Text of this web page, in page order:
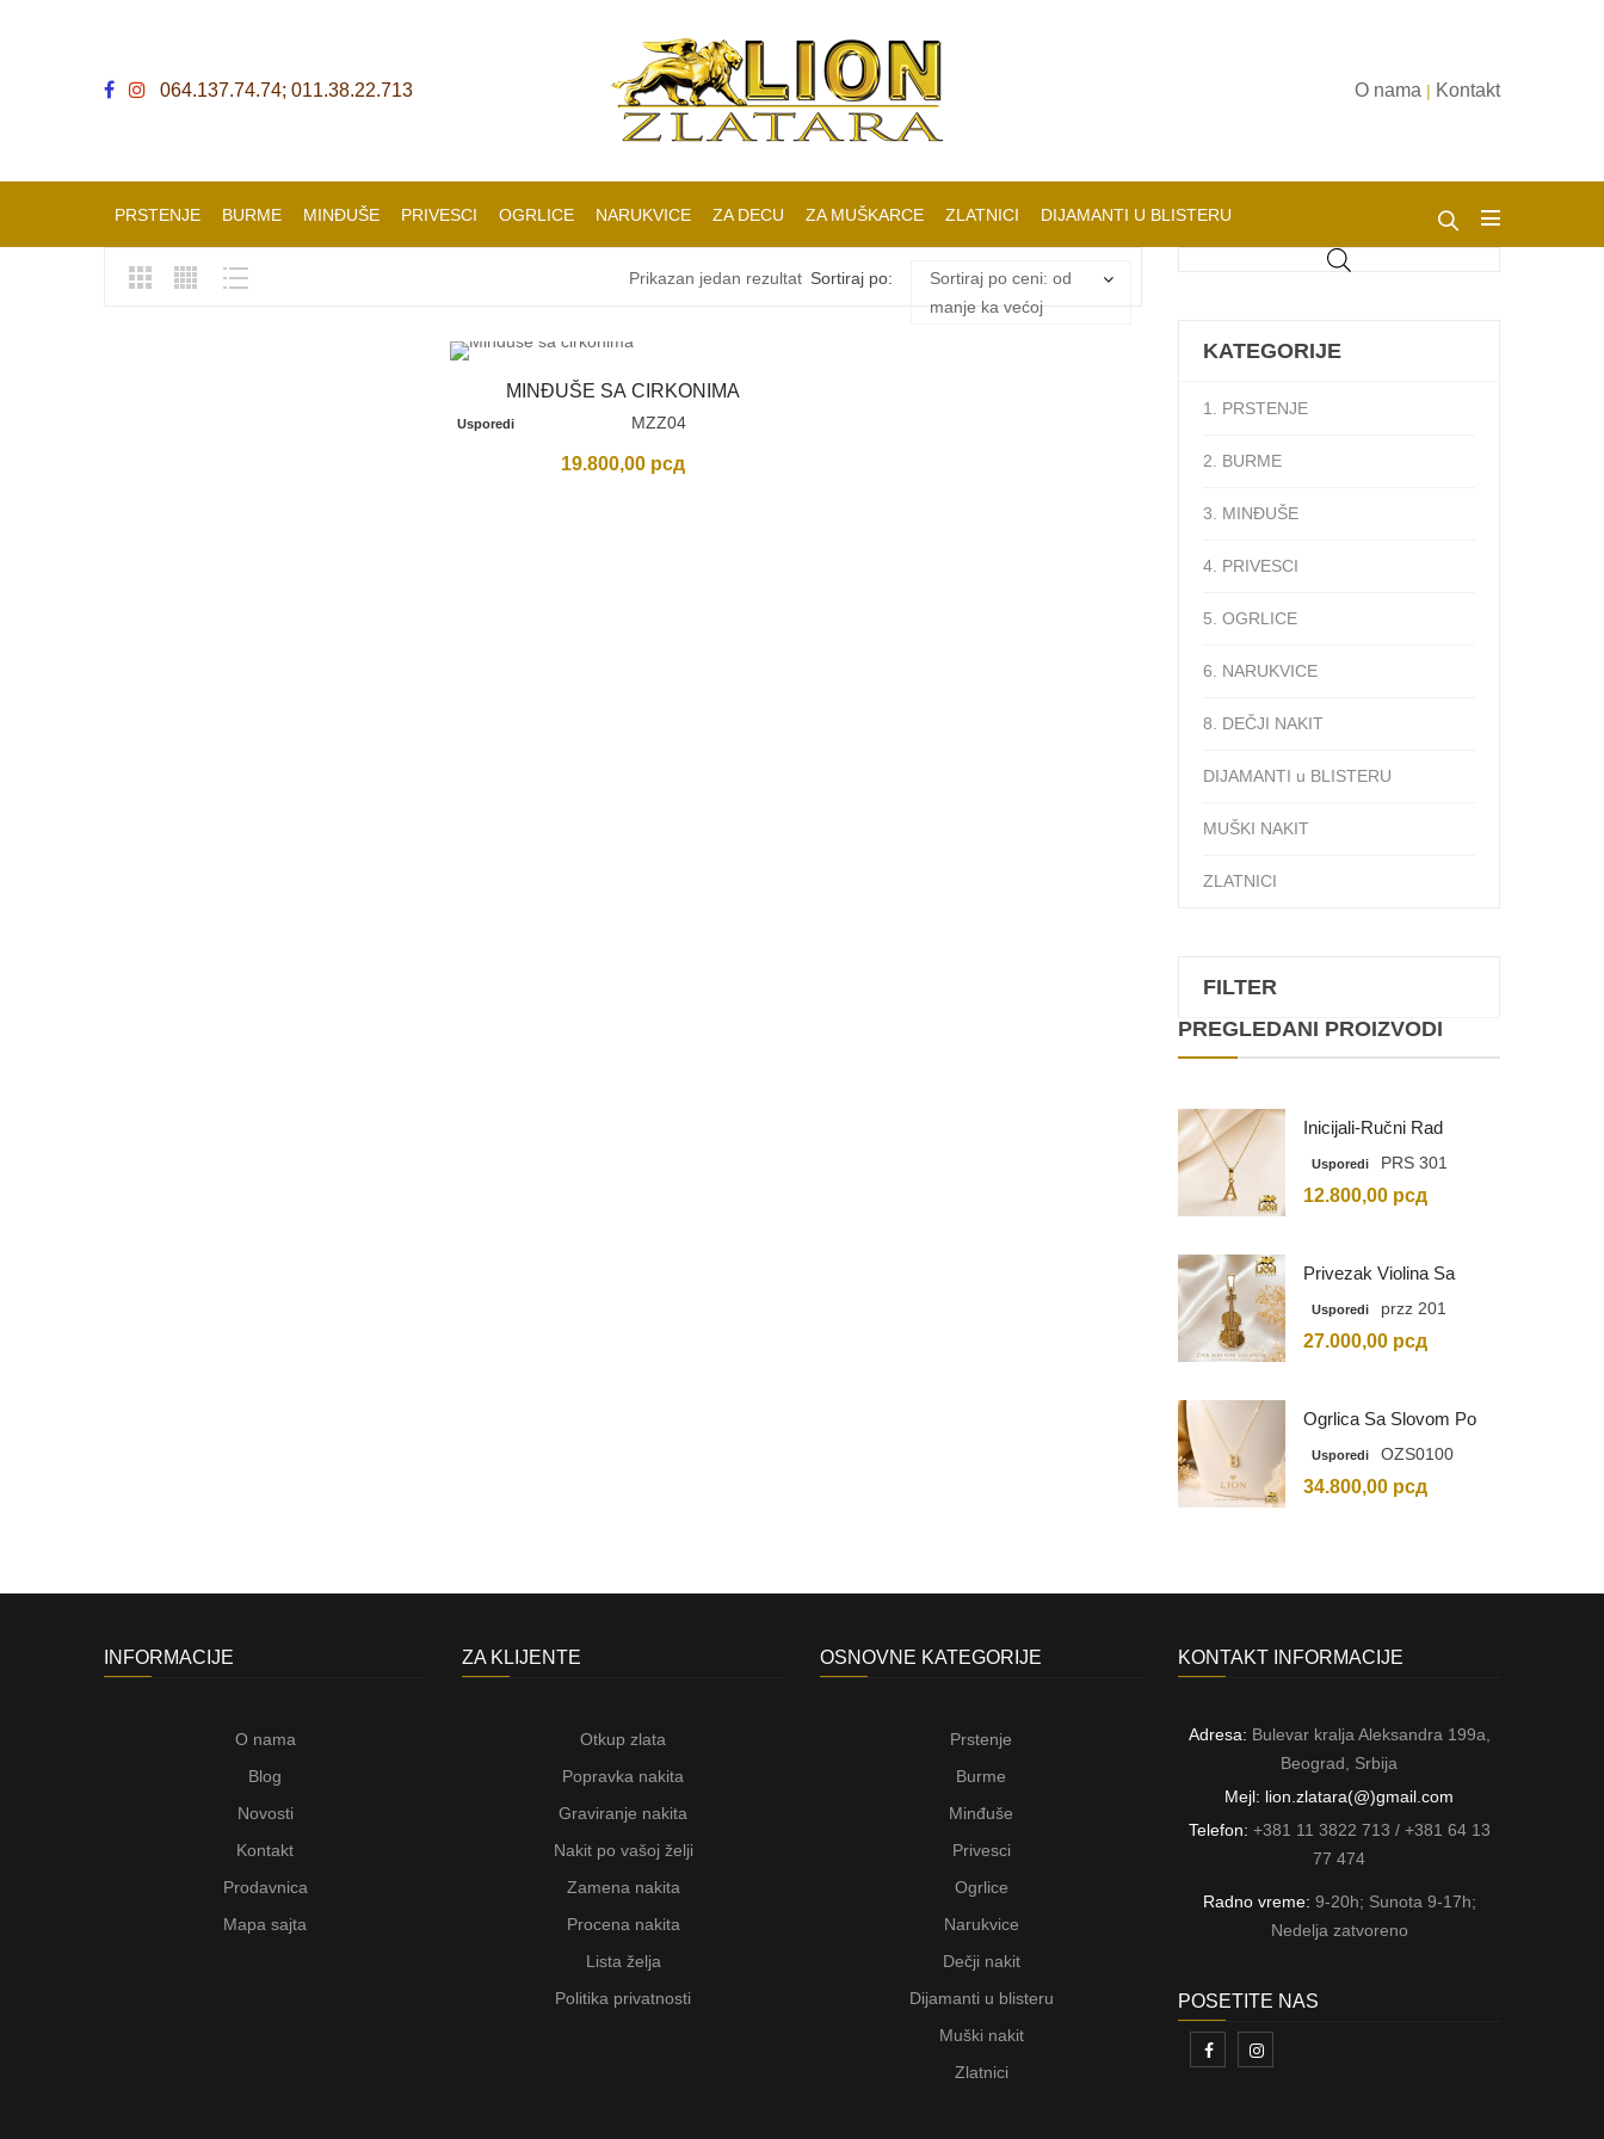
064.137.74.74; 011.38.22.713 O nama | Kontakt
PRSTENJE BURME MINĐUŠE PRIVESCI OGRLICE NARUKVICE ZA DECU ZA MUŠKARCE ZLATNICI DIJAMANTI U BLISTERU
Prikazan jedan rezultat Sortiraj po:
Sortiraj po ceni: od
manje ka većoj
MINĐUŠE SA CIRKONIMA
Usporedi MZZ04
19.800,00 рсд
KATEGORIJE
1. PRSTENJE
2. BURME
3. MINĐUŠE
4. PRIVESCI
5. OGRLICE
6. NARUKVICE
8. DEČJI NAKIT
DIJAMANTI u BLISTERU
MUŠKI NAKIT
ZLATNICI
FILTER
PREGLEDANI PROIZVODI
Inicijali-Ručni Rad
Usporedi PRS 301
12.800,00 рсд
Privezak Violina Sa
Graviranim Inicijalima
Usporedi przz 201
27.000,00 рсд
Ogrlica Sa Slovom Po
Vašem Izboru
Usporedi OZS0100
34.800,00 рсд
INFORMACIJE
O nama
Blog
Novosti
Kontakt
Prodavnica
Mapa sajta
ZA KLIJENTE
Otkup zlata
Popravka nakita
Graviranje nakita
Nakit po vašoj želji
Zamena nakita
Procena nakita
Lista želja
Politika privatnosti
OSNOVNE KATEGORIJE
Prstenje
Burme
Minđuše
Privesci
Ogrlice
Narukvice
Dečji nakit
Dijamanti u blisteru
Muški nakit
Zlatnici
KONTAKT INFORMACIJE
Adresa: Bulevar kralja Aleksandra 199a,
Beograd, Srbija
Mejl: lion.zlatara(@)gmail.com
Telefon: +381 11 3822 713 / +381 64 13
77 474
Radno vreme: 9-20h; Sunota 9-17h;
Nedelja zatvoreno
POSETITE NAS